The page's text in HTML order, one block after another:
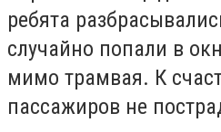
ребята
случайно попали в
мимо трамвая. К
пассажиров не